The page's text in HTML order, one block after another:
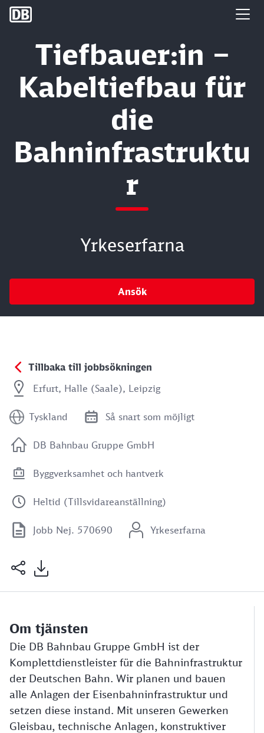
DB Group
Tiefbauer:in –
Kabeltiefbau für
die
Bahninfrastruktu
r
Yrkeserfarna
Ansök
Tillbaka till jobbsökningen
Erfurt, Halle (Saale), Leipzig
Tyskland Så snart som möjligt
DB Bahnbau Gruppe GmbH
Byggverksamhet och hantverk
Heltid (Tillsvidareanställning)
Jobb Nej. 570690 Yrkeserfarna
Om tjänsten
Die DB Bahnbau Gruppe GmbH ist der
Komplettdienstleister für die Bahninfrastruktur
der Deutschen Bahn. Wir planen und bauen
alle Anlagen der Eisenbahninfrastruktur und
setzen diese instand. Mit unseren Gewerken
Gleisbau, technische Anlagen, konstruktiver